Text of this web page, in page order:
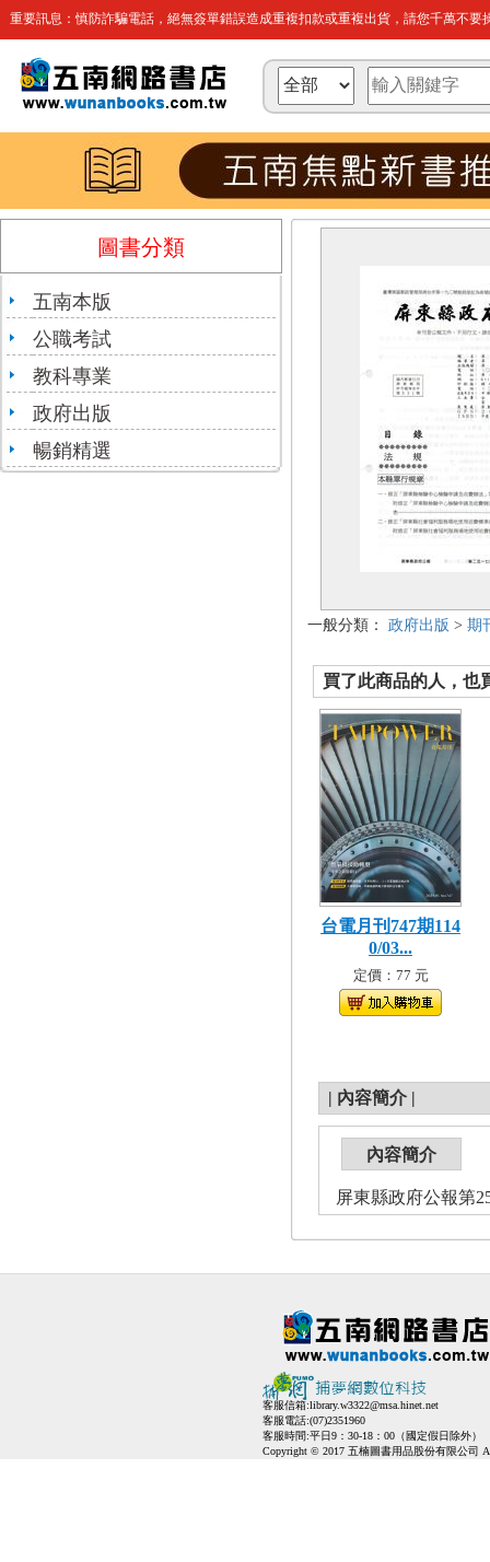
重要訊息：慎防詐騙電話，絕無簽單錯誤造成重複扣款或重複出貨，請您千萬不要
圖書分類
五南本版
公職考試
教科專業
政府出版
暢銷精選
一般分類： 政府出版 > 期
買了此商品的人，也
台電月刊747期114
0/03...
定價：77 元
| 內容簡介 |
內容簡介
屏東縣政府公報第
客服信箱:library.w3322@msa.hinet.net
客服電話:(07)2351960
客服時間:平日9：30-18：00（國定假日除外）
Copyright © 2017 五楠圖書用品股份有限公司